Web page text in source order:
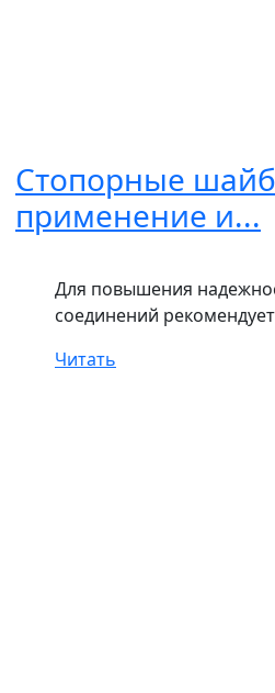
Стопорные
применение и...
Для повышения
соединений
Читать